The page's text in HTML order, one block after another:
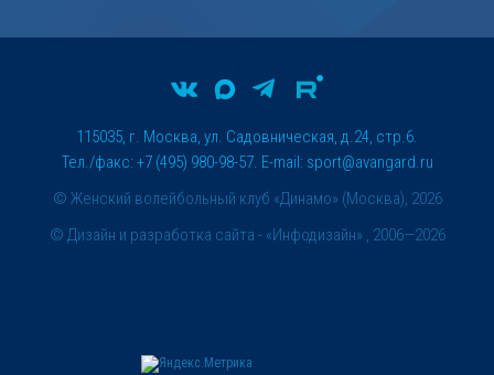
© Женский волейбольный клуб «Динамо» (Москва), 2026
115035, г. Москва, ул. Садовническая, д.24, стр.6.
Тел./факс: +7 (495) 980-98-57. E-mail: sport@avangard.ru
© Дизайн и разработка сайта - «Инфодизайн» , 2006—2026